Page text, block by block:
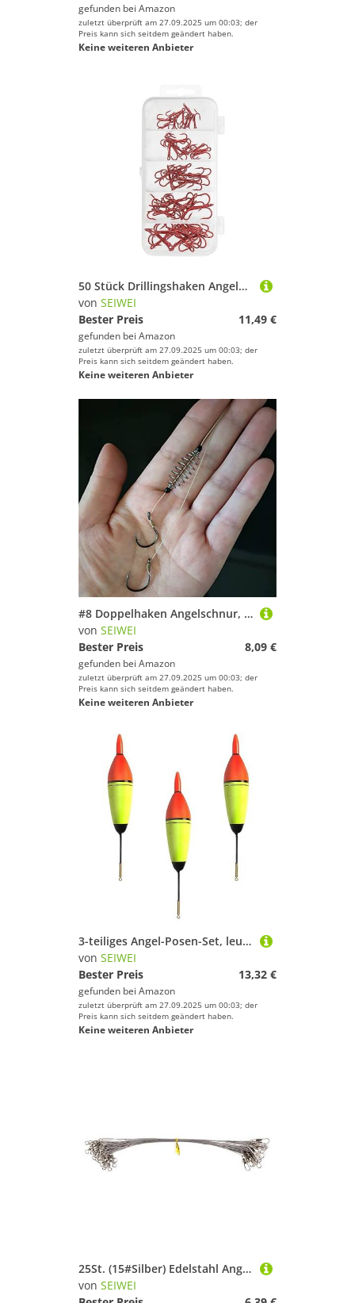
gefunden bei Amazon
zuletzt überprüft am 27.09.2025 um 00:03; der
Preis kann sich seitdem geändert haben.
Keine weiteren Anbieter
50 Stück Drillingshaken Angeln Drillingshaken Set, Angelhaken Kohlenstoffstahl mit Widerhaken für Salzwasserfischen Kohlenstoffstahl Treble Angelhaken 2# 4# 6# 8# 10#, Rot
von SEIWEI
Bester Preis
11,49 €
gefunden bei Amazon
zuletzt überprüft am 27.09.2025 um 00:03; der
Preis kann sich seitdem geändert haben.
Keine weiteren Anbieter
#8 Doppelhaken Angelschnur, Edelstahl Widerhaken Karpfenhaken Köder-Feeder, Spring Angelhaken Werkzeuge Zubehör, 5 Stück
von SEIWEI
Bester Preis
8,09 €
gefunden bei Amazon
zuletzt überprüft am 27.09.2025 um 00:03; der
Preis kann sich seitdem geändert haben.
Keine weiteren Anbieter
3-teiliges Angel-Posen-Set, leuchtende Angel-Schwimmer, Nachtangeln, EVA-Schaum-Posen mit roter LED, für Hecht, Karpfen, Barsch, 10 g
von SEIWEI
Bester Preis
13,32 €
gefunden bei Amazon
zuletzt überprüft am 27.09.2025 um 00:03; der
Preis kann sich seitdem geändert haben.
Keine weiteren Anbieter
25St. (15#Silber) Edelstahl Angeldraht Vorfächer mit Schnapper & Wirbel, Anti-Biss Köder Drahtvorfächer für Hecht Barsch Zander, Salzwasser Süßwasser Angelzubehör Tackle
von SEIWEI